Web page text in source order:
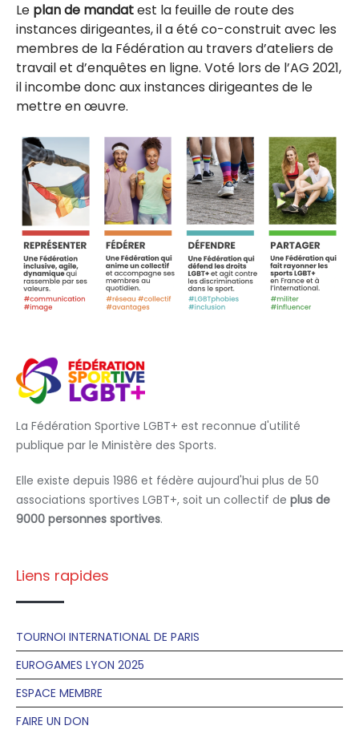
Le plan de mandatest la feuille de route des
instances dirigeantes, il a été co-construit avec les
membres de la Fédération au travers d’ateliers de
travail et d’enquêtes en ligne. Voté lors de l’AG 2021,
il incombe donc aux instances dirigeantes de le
mettre en œuvre.
La Fédération Sportive LGBT+ est reconnue d'utilité
publique par le Ministère des Sports.
Elle existe depuis 1986 et fédère aujourd'hui plus de 50
associations sportives LGBT+, soit un collectif de plus de
9000 personnes sportives.
Liens rapides
TOURNOI INTERNATIONAL DE PARIS
EUROGAMES LYON 2025
ESPACE MEMBRE
FAIRE UN DON